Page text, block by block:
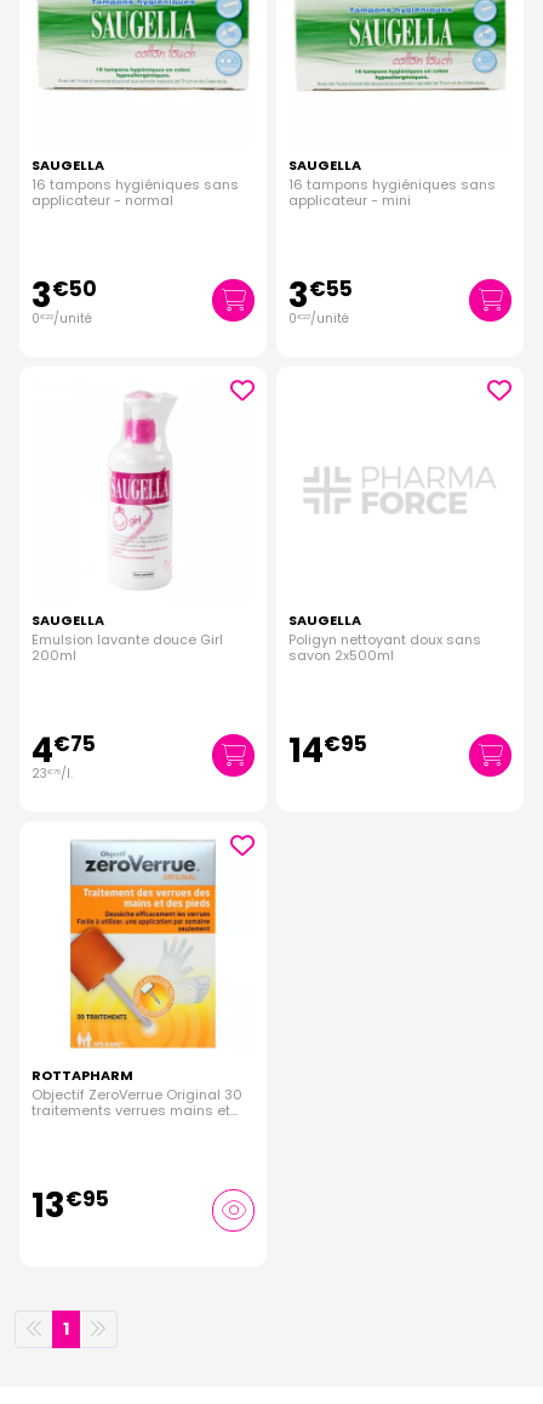
SAUGELLA
16 tampons hygiéniques sans
applicateur - normal
3€50
0€22/unité
SAUGELLA
16 tampons hygiéniques sans
applicateur - mini
3€55
0€22/unité
SAUGELLA
Emulsion lavante douce Girl
200ml
4€75
23€75/l.
SAUGELLA
Poligyn nettoyant doux sans
savon 2x500ml
14€95
ROTTAPHARM
Objectif ZeroVerrue Original 30
traitements verrues mains et
13€95
1